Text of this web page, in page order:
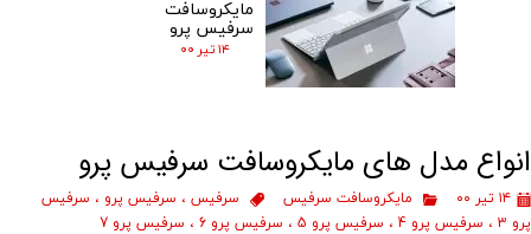
انواع مدل های مایکروسافت سرفیس پرو
۱۴ تیر ۰۰ مایکروسافت سرفیس سرفیس ، سرفیس پرو ، سرفیس
پرو 3
، سرفیس پرو 4 ، سرفیس پرو 5 ، سرفیس پرو 6 ، سرفیس پرو 7
مایکروسافت
سرفیس پرو
۱۴ تیر ۰۰